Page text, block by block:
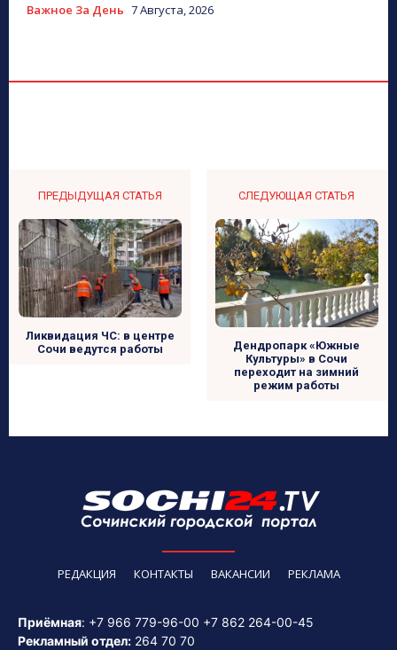
Важное За День 7 Августа, 2026
ПРЕДЫДУЩАЯ СТАТЬЯ
Ликвидация ЧС: в центре
Сочи ведутся работы
СЛЕДУЮЩАЯ СТАТЬЯ
Дендропарк «Южные
Культуры» в Сочи
переходит на зимний
режим работы
РЕДАКЦИЯ КОНТАКТЫ ВАКАНСИИ РЕКЛАМА
Приёмная: +7 966 779-96-00 +7 862 264-00-45
Рекламный отдел: 264 70 70